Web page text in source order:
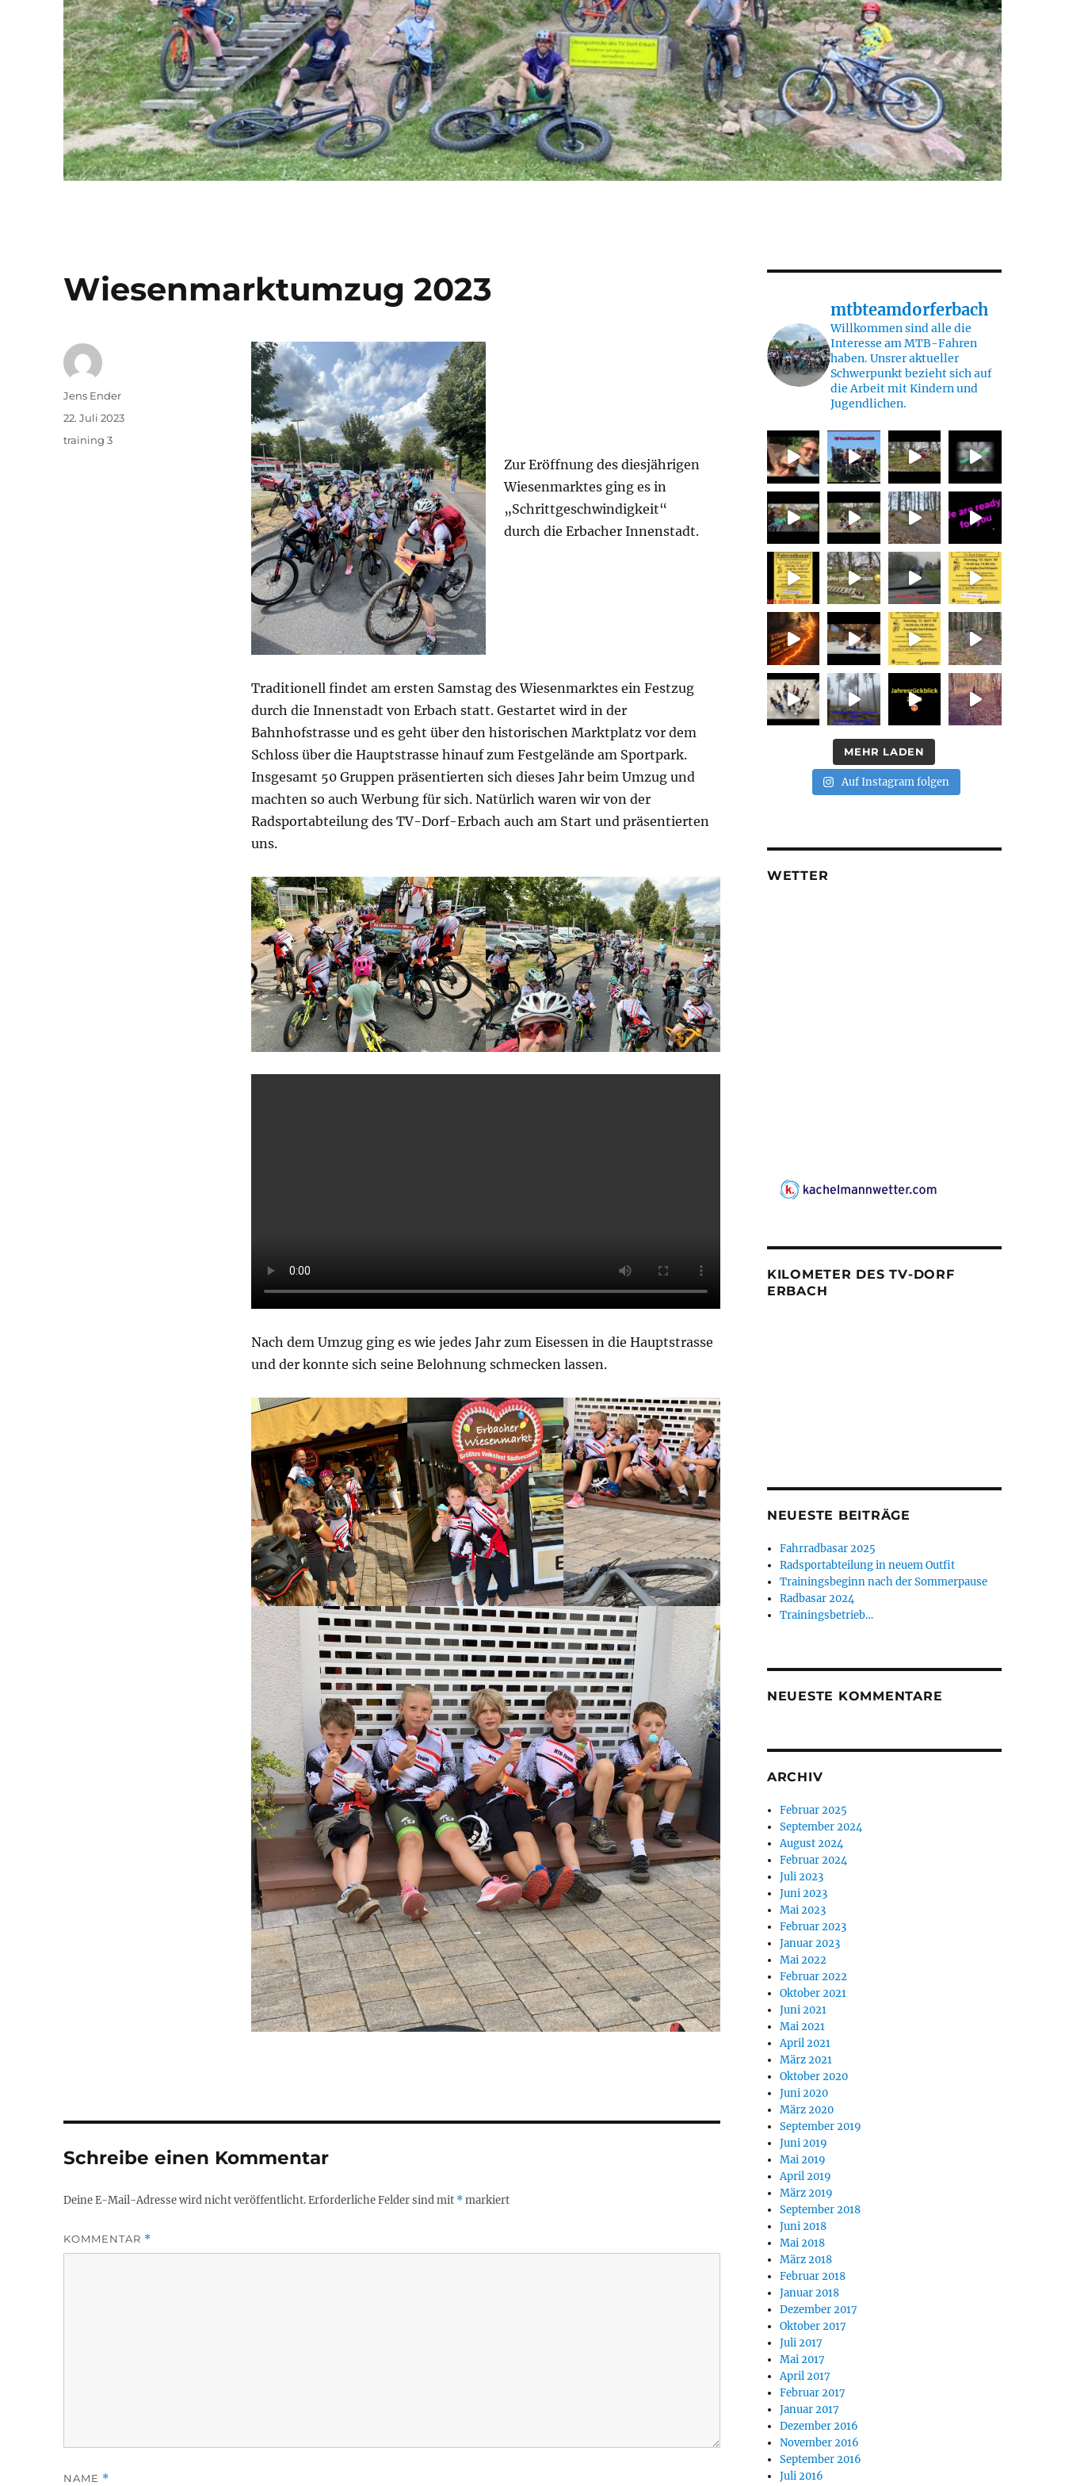
Wiesenmarktumzug 2023
Zur Eröffnung des diesjährigen
Wiesenmarktes ging es in
„Schrittgeschwindigkeit“
durch die Erbacher Innenstadt.
Traditionell findet am ersten Samstag des Wiesenmarktes ein Festzug
durch die Innenstadt von Erbach statt. Gestartet wird in der
Bahnhofstrasse und es geht über den historischen Marktplatz vor dem
Schloss über die Hauptstrasse hinauf zum Festgelände am Sportpark.
Insgesamt 50 Gruppen präsentierten sich dieses Jahr beim Umzug und
machten so auch Werbung für sich. Natürlich waren wir von der
Radsportabteilung des TV-Dorf-Erbach auch am Start und präsentierten
uns.
Nach dem Umzug ging es wie jedes Jahr zum Eisessen in die Hauptstrasse
und der konnte sich seine Belohnung schmecken lassen.
Autor
Jens Ender
Veröffentlicht
am
22. Juli 2023
Kategorien
training 3
Schreibe einen Kommentar
Deine E-Mail-Adresse wird nicht veröffentlicht.Erforderliche Felder sind mit *markiert
KOMMENTAR *
NAME *
mtbteamdorferbach
Willkommen sind alle die
Interesse am MTB-Fahren
haben. Unsrer aktueller
Schwerpunkt bezieht sich auf
die Arbeit mit Kindern und
Jugendlichen.
MEHR LADEN
Auf Instagram folgen
WETTER
KILOMETER DES TV-DORF
ERBACH
NEUESTE BEITRÄGE
Fahrradbasar 2025
Radsportabteilung in neuem Outfit
Trainingsbeginn nach der Sommerpause
Radbasar 2024
Trainingsbetrieb…
NEUESTE KOMMENTARE
ARCHIV
Februar 2025
September 2024
August 2024
Februar 2024
Juli 2023
Juni 2023
Mai 2023
Februar 2023
Januar 2023
Mai 2022
Februar 2022
Oktober 2021
Juni 2021
Mai 2021
April 2021
März 2021
Oktober 2020
Juni 2020
März 2020
September 2019
Juni 2019
Mai 2019
April 2019
März 2019
September 2018
Juni 2018
Mai 2018
März 2018
Februar 2018
Januar 2018
Dezember 2017
Oktober 2017
Juli 2017
Mai 2017
April 2017
Februar 2017
Januar 2017
Dezember 2016
November 2016
September 2016
Juli 2016